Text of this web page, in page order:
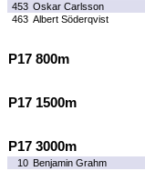
453 Oskar Carlsson
463 Albert Söderqvist
P17 800m
P17 1500m
P17 3000m
10 Benjamin Grahm